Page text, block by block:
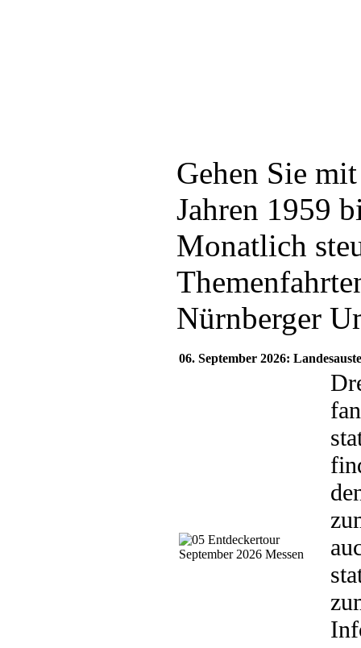
Gehen Sie
Jahren 1959
Monatlich
Nürnberger
06. September 2026: